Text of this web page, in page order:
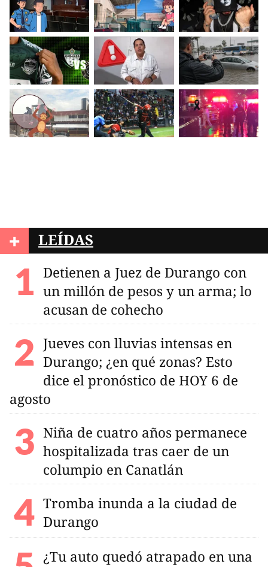
+ LEÍDAS
Detienen a Juez de Durango con
un millón de pesos y un arma; lo
acusan de cohecho
Jueves con lluvias intensas en
Durango; ¿en qué zonas? Esto
dice el pronóstico de HOY 6 de
agosto
Niña de cuatro años permanece
hospitalizada tras caer de un
columpio en Canatlán
Tromba inunda a la ciudad de
Durango
¿Tu auto quedó atrapado en una